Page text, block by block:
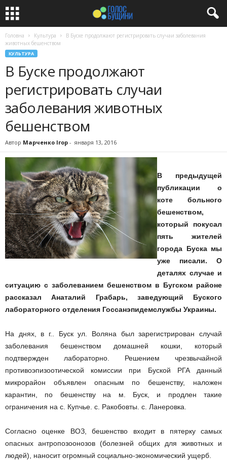
Головна Культура
В Буске продолжают регистрировать случаи заболевания
животных бешенством
КУЛЬТУРА
В Буске продолжают
регистрировать случаи
заболевания животных
бешенством
Автор Марченко Ігор - января 13, 2016
В предыдущей
публикации о
коте больного
бешенством,
который покусал
пять жителей
города Буска мы
уже писали. О
деталях случае и
ситуацию с заболеванием бешенством в Бугском районе
рассказал Анаталий Грабарь, заведующий Буского
лабораторного отделения Госсанэпидемслужбы Украины.
На днях, в г.. Буск ул. Воляна был зарегистрирован случай
заболевания бешенством домашней кошки, который
подтвержден лабораторно. Решением чрезвычайной
противоэпизоотической комиссии при Буской РГА данный
микрорайон объявлен опасным по бешенству, наложен
карантин, по бешенству на м. Буск, и продлен такие
ограничения на с. Купчье. с. Ракобовты. с. Ланеровка.
Согласно оценке ВОЗ, бешенство входит в пятерку самых
опасных антропозоонозов (болезней общих для животных и
людей), наносит огромный социально-экономический ущерб.